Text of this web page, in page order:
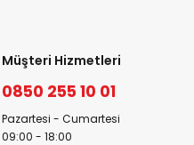
Müşteri Hizmetleri
0850 255 10 01
Pazartesi - Cumartesi
09:00 - 18:00